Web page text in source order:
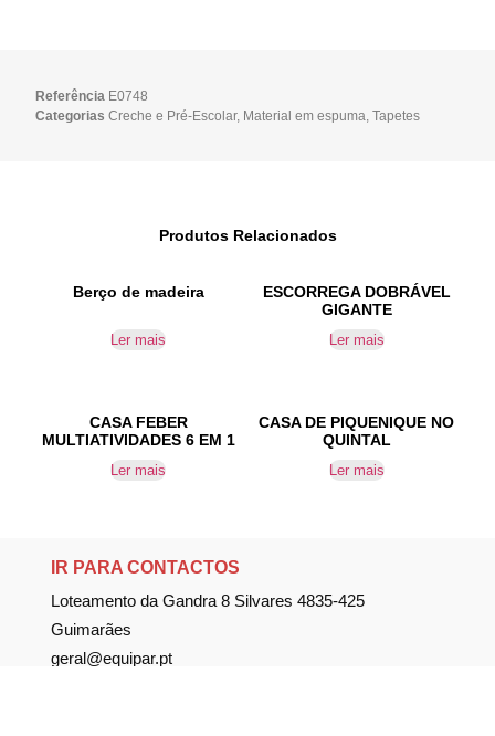
Referência E0748
Categorias Creche e Pré-Escolar, Material em espuma,Tapetes
Produtos Relacionados
Berço de madeira
Ler mais
ESCORREGA DOBRÁVEL
GIGANTE
Ler mais
CASA FEBER
MULTIATIVIDADES 6 EM 1
Ler mais
CASA DE PIQUENIQUE NO
QUINTAL
Ler mais
IR PARA CONTACTOS
Loteamento da Gandra 8 Silvares 4835-425
Guimarães
geral@equipar.pt